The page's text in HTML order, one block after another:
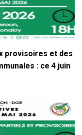
provisoires et des
: ce 4 juin